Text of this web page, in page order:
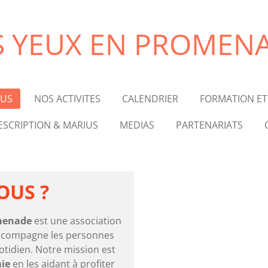
YEUX EN
NOS ACTIVITES CALENDRIER
FORMATION
& MARIUS
MEDIAS PARTENARIATS
?
est une association
les personnes
Notre mission est
en les aidant à profiter